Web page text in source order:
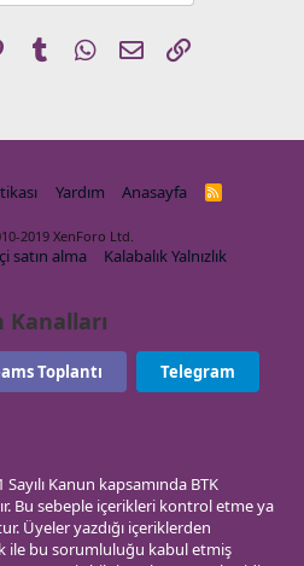
PinterestTumblrWhatsApp
E-postaLink
Yardım Anasayfa
R
2019 XenForo Ltd.
satın alma Kalabalık Yalnızlık
Toplantı
Telegram
Kanun kapsamında BTK
Bu sebeple içerikleri kontrol etme ya
Üyeler yazdığı içeriklerden
ile bu sorumluluğu kabul etmiş